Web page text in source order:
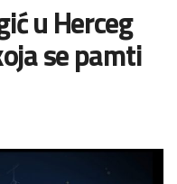
u Herceg
se pamti